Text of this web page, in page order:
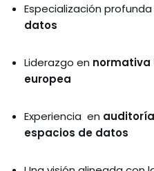
Especialización profunda
datos
Liderazgo en normativa
europea
Experiencia en
espacios de datos